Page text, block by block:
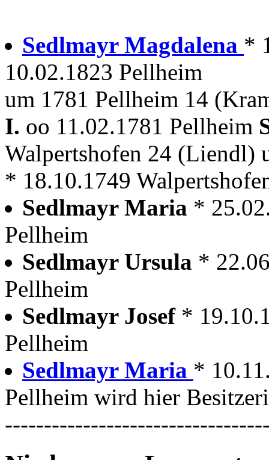
Sedlmayr Magdalena *
10.02.1823 Pellheim
um 1781 Pellheim 14
I. oo 11.02.1781 Pellheim
Walpertshofen 24 (Liendl)
* 18.10.1749
Sedlmayr Maria *
Pellheim
Sedlmayr Ursula *
Pellheim
Sedlmayr Josef *
Pellheim
Sedlmayr Maria *
Pellheim wird hier